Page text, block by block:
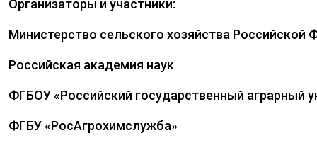
Организаторы и участники:
Министерство сельского хозяйства Российской
Российская академия наук
ФГБОУ «Российский государственный аграрный
ФГБУ «РосАгрохимслужба»